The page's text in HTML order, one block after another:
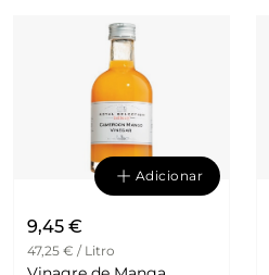
Adicionar
9,45 €
47,25 € / Litro